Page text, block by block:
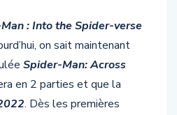
: Into the Spider-verse
on sait maintenant
Spider-Man: Across
en 2 parties et que la
. Dès les premières